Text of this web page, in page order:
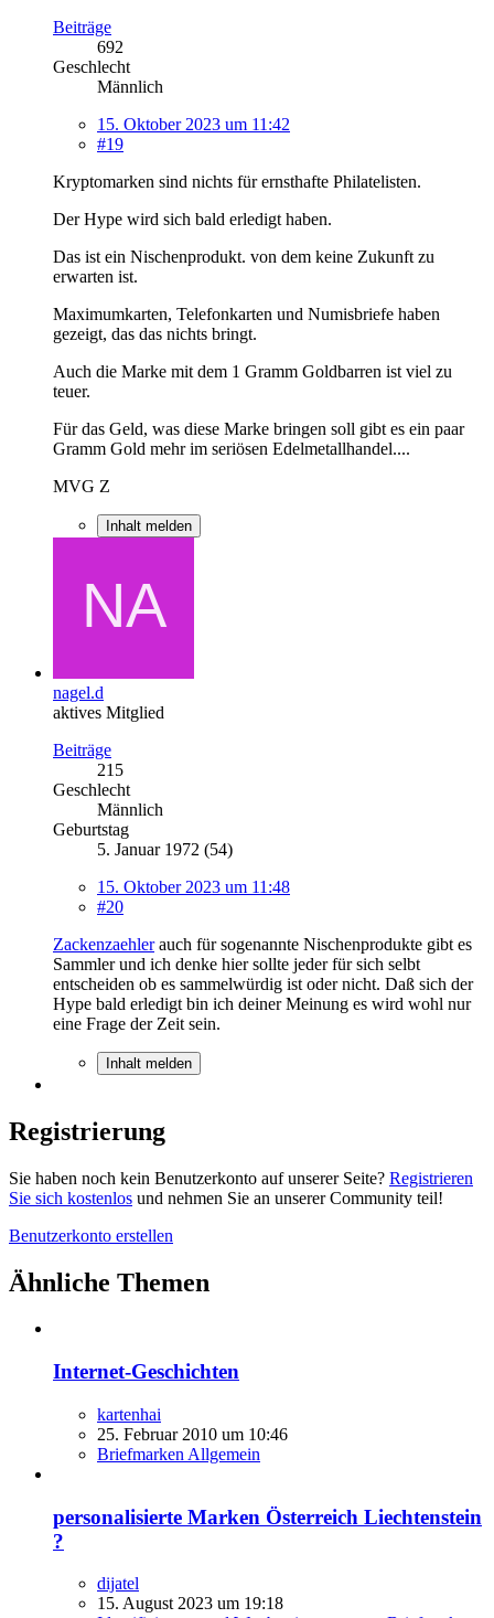
Beiträge
692
Geschlecht
Männlich
15. Oktober 2023 um 11:42
#19
Kryptomarken sind nichts für ernsthafte Philatelisten.
Der Hype wird sich bald erledigt haben.
Das ist ein Nischenprodukt. von dem keine Zukunft zu
erwarten ist.
Maximumkarten, Telefonkarten und Numisbriefe haben
gezeigt, das das nichts bringt.
Auch die Marke mit dem 1 Gramm Goldbarren ist viel zu
teuer.
Für das Geld, was diese Marke bringen soll gibt es ein paar
Gramm Gold mehr im seriösen Edelmetallhandel....
MVG Z
Inhalt melden
nagel.d
aktives Mitglied
Beiträge
215
Geschlecht
Männlich
Geburtstag
5. Januar 1972 (54)
15. Oktober 2023 um 11:48
#20
Zackenzaehlerauch für sogenannte Nischenprodukte gibt es
Sammler und ich denke hier sollte jeder für sich selbt
entscheiden ob es sammelwürdig ist oder nicht. Daß sich der
Hype bald erledigt bin ich deiner Meinung es wird wohl nur
eine Frage der Zeit sein.
Inhalt melden
Registrierung
Sie haben noch kein Benutzerkonto auf unserer Seite? Registrieren
Sie sich kostenlos und nehmen Sie an unserer Community teil!
Benutzerkonto erstellen
Ähnliche Themen
Internet-Geschichten
kartenhai
25. Februar 2010 um 10:46
Briefmarken Allgemein
personalisierte Marken Österreich Liechtenstein
?
dijatel
15. August 2023 um 19:18